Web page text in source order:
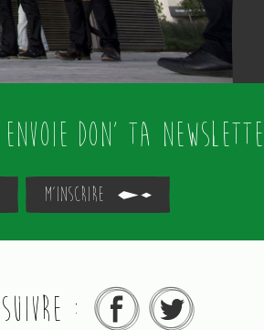
don' ta
M'inscrire
: